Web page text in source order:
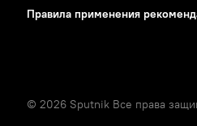
Правила применения
© 2026 Sputnik Все права